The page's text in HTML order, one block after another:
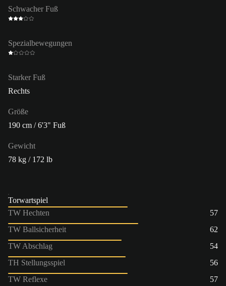
Schwacher Fuß
Spezialbewegungen
Starker Fuß
Rechts
Größe
190 cm / 6'3" Fuß
Gewicht
78 kg / 172 lb
Torwartspiel
TW Hechten
57
TW Ballsicherheit
62
TW Abschlag
54
TH Stellungsspiel
56
TW Reflexe
57